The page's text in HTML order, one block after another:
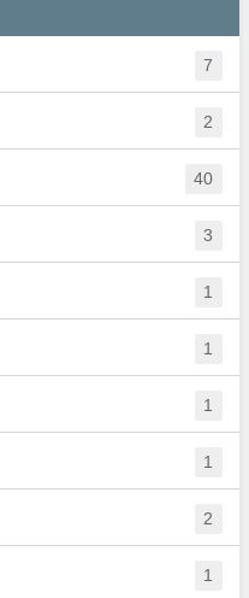
7
2
40
3
1
1
1
1
2
1